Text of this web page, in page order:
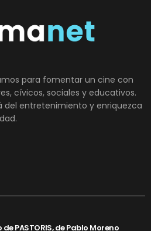
para fomentar un cine con
cívicos, sociales y educativos.
del entretenimiento y enriquezca
PASTORIS, de Pablo Moreno